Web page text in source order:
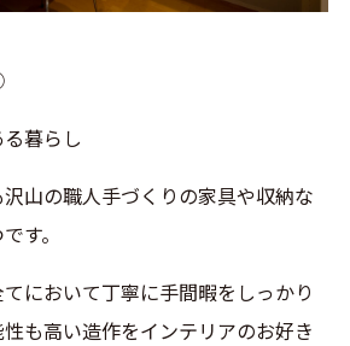
暮らし
山の職人手づくりの家具や収納な
す。
において丁寧に手間暇をしっかり
も高い造作をインテリアのお好き